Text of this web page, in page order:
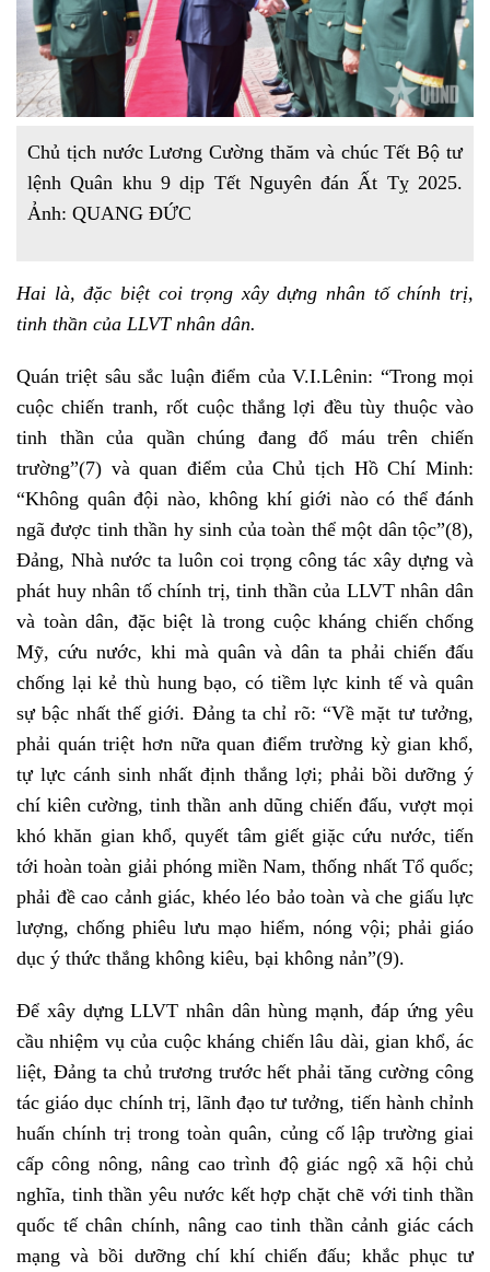
Chủ tịch nước Lương Cường thăm và chúc Tết Bộ tư
lệnh Quân khu 9 dịp Tết Nguyên đán Ất Tỵ 2025.
Ảnh: QUANG ĐỨC
Hai là, đặc biệt coi trọng xây dựng nhân tố chính trị,
tinh thần của LLVT nhân dân.
Quán triệt sâu sắc luận điểm của V.I.Lênin: “Trong mọi
cuộc chiến tranh, rốt cuộc thắng lợi đều tùy thuộc vào
tinh thần của quần chúng đang đổ máu trên chiến
trường”(7) và quan điểm của Chủ tịch Hồ Chí Minh:
“Không quân đội nào, không khí giới nào có thể đánh
ngã được tinh thần hy sinh của toàn thể một dân tộc”(8),
Đảng, Nhà nước ta luôn coi trọng công tác xây dựng và
phát huy nhân tố chính trị, tinh thần của LLVT nhân dân
và toàn dân, đặc biệt là trong cuộc kháng chiến chống
Mỹ, cứu nước, khi mà quân và dân ta phải chiến đấu
chống lại kẻ thù hung bạo, có tiềm lực kinh tế và quân
sự bậc nhất thế giới. Đảng ta chỉ rõ: “Về mặt tư tưởng,
phải quán triệt hơn nữa quan điểm trường kỳ gian khổ,
tự lực cánh sinh nhất định thắng lợi; phải bồi dưỡng ý
chí kiên cường, tinh thần anh dũng chiến đấu, vượt mọi
khó khăn gian khổ, quyết tâm giết giặc cứu nước, tiến
tới hoàn toàn giải phóng miền Nam, thống nhất Tổ quốc;
phải đề cao cảnh giác, khéo léo bảo toàn và che giấu lực
lượng, chống phiêu lưu mạo hiểm, nóng vội; phải giáo
dục ý thức thắng không kiêu, bại không nản”(9).
Để xây dựng LLVT nhân dân hùng mạnh, đáp ứng yêu
cầu nhiệm vụ của cuộc kháng chiến lâu dài, gian khổ, ác
liệt, Đảng ta chủ trương trước hết phải tăng cường công
tác giáo dục chính trị, lãnh đạo tư tưởng, tiến hành chỉnh
huấn chính trị trong toàn quân, củng cố lập trường giai
cấp công nông, nâng cao trình độ giác ngộ xã hội chủ
nghĩa, tinh thần yêu nước kết hợp chặt chẽ với tinh thần
quốc tế chân chính, nâng cao tinh thần cảnh giác cách
mạng và bồi dưỡng chí khí chiến đấu; khắc phục tư